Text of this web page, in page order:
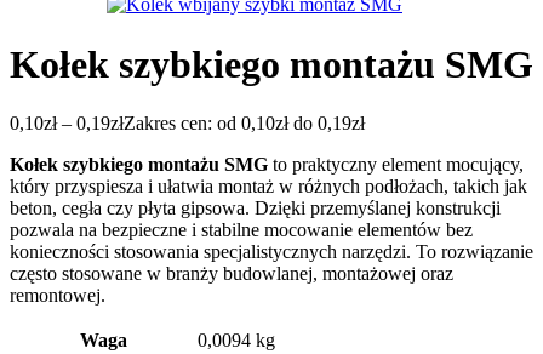
Kołek szybkiego montażu SMG
0,10zł – 0,19złZakres cen: od 0,10zł do 0,19zł
Kołek szybkiego montażu SMG to praktyczny element mocujący,
który przyspiesza i ułatwia montaż w różnych podłożach, takich jak
beton, cegła czy płyta gipsowa. Dzięki przemyślanej konstrukcji
pozwala na bezpieczne i stabilne mocowanie elementów bez
konieczności stosowania specjalistycznych narzędzi. To rozwiązanie
często stosowane w branży budowlanej, montażowej oraz
remontowej.
Waga
0,0094 kg